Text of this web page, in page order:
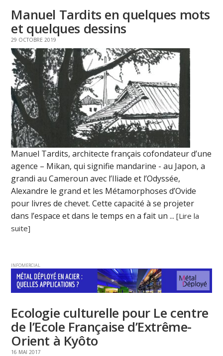
Manuel Tardits en quelques mots
et quelques dessins
29 OCTOBRE 2019
Manuel Tardits, architecte français cofondateur d’une
agence – Mikan, qui signifie mandarine - au Japon, a
grandi au Cameroun avec l’Iliade et l’Odyssée,
Alexandre le grand et les Métamorphoses d’Ovide
pour livres de chevet. Cette capacité à se projeter
dans l’espace et dans le temps en a fait un ...[Lire la
suite]
INFOMERCIAL
Ecologie culturelle pour Le centre
de l’Ecole Française d’Extrême-
Orient à Kyôto
16 MAI 2017